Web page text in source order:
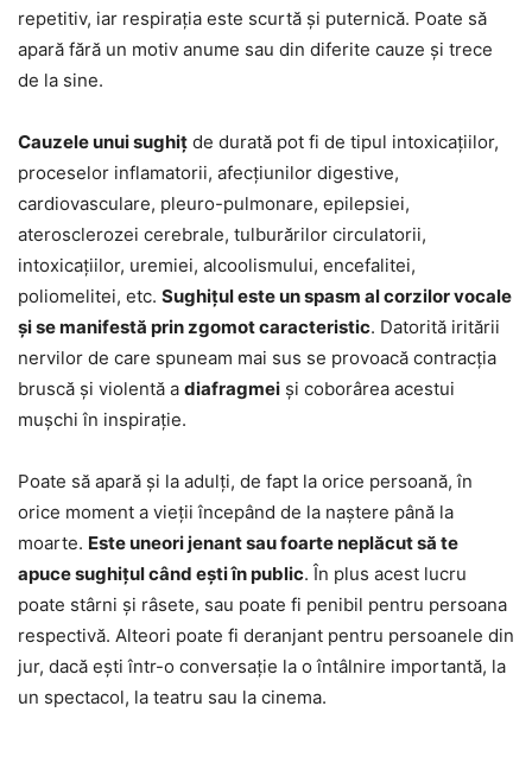
repetitiv, iar respirația este scurtă și puternică. Poate să
apară fără un motiv anume sau din diferite cauze și trece
de la sine.
Cauzele unui sughiț de durată pot fi de tipul intoxicațiilor,
proceselor inflamatorii, afecțiunilor digestive,
cardiovasculare, pleuro-pulmonare, epilepsiei,
aterosclerozei cerebrale, tulburărilor circulatorii,
intoxicațiilor, uremiei, alcoolismului, encefalitei,
poliomelitei, etc. Sughițul este un spasm al corzilor vocale
și se manifestă prin zgomot caracteristic. Datorită iritării
nervilor de care spuneam mai sus se provoacă contracția
bruscă și violentă a diafragmei și coborârea acestui
mușchi în inspirație.
Poate să apară și la adulți, de fapt la orice persoană, în
orice moment a vieții începând de la naștere până la
moarte. Este uneori jenant sau foarte neplăcut să te
apuce sughițul când ești în public. În plus acest lucru
poate stârni și râsete, sau poate fi penibil pentru persoana
respectivă. Alteori poate fi deranjant pentru persoanele din
jur, dacă ești într-o conversație la o întâlnire importantă, la
un spectacol, la teatru sau la cinema.